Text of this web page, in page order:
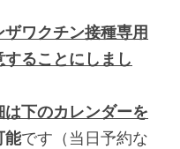
ワクチン接種専用
することにしまし
下のカレンダーを
能です（当日予約な